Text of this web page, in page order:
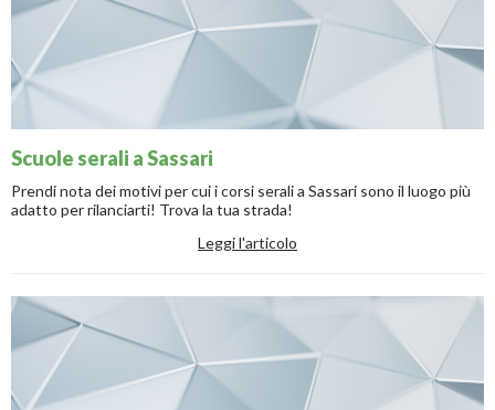
Scuole serali a Sassari
Prendi nota dei motivi per cui i corsi serali a Sassari sono il luogo più
adatto per rilanciarti! Trova la tua strada!
Leggi l'articolo